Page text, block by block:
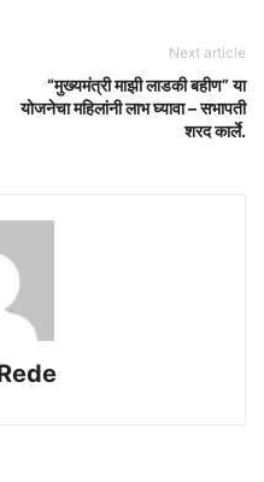
Next article
“मुख्यमंत्री माझी लाडकी बहीण” या
योजनेचा महिलांनी लाभ घ्यावा – सभापती
शरद कार्ले.